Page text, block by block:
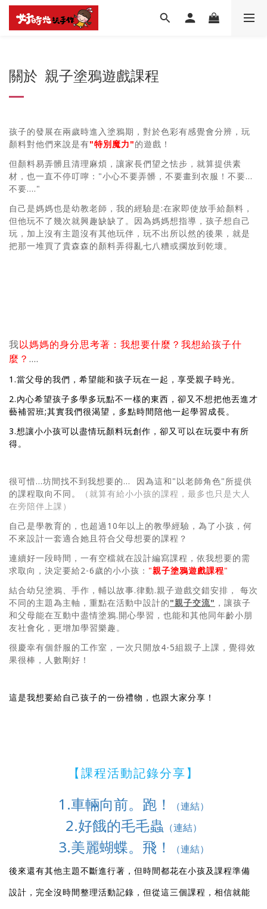
關於 親子塗鴉遊戲課程
孩子的發展在兩歲時進入塗鴉期，對於色彩有感覺會分辨，玩
顏料對他們來說是有"特別魔力"的遊戲！
但顏料易弄髒且清理麻煩，讓家長們望之怯步，就算提供素
材，也一直不停叮嚀："小心不要弄髒，不要畫到衣服！不要...
不要...."
自己是媽媽也是幼教老師，我的經驗是:在家即使放手給顏料，
但他玩不了幾次就興趣缺缺了。因為媽媽想指導，孩子想自己
玩，加上沒有主題沒有其他玩伴，玩不出所以然的後果，就是
把那一堆買了貴森森的顏料弄得亂七八糟或擱放到乾壞。
我以媽媽的身分思考著：我想要什麼？我想給孩子什
麼？ ....
1.當父母的我們，希望能和孩子玩在一起，享受親子時光。
2.內心希望孩子多學多玩點不一樣的東西，卻又不想把他丟進才
藝補習班;其實我們很渴望，多點時間陪他一起學習成長。
3.想讓小小孩可以盡情玩顏料玩創作，卻又可以在玩耍中有所
得。
很可惜...坊間找不到我想要的... 因為這和"以老師角色"所提供
的課程取向不同。
（就算有給小小孩的課程，最多也只是大人
在旁陪伴上課）
自己是學教育的，也超過10年以上的教學經驗，為了小孩，何
不來設計一套適合她且符合父母想要的課程？
連續好一段時間，一有空檔就在設計編寫課程，依我想要的需
求取向，決定要給2-6歲的小小孩： "親子塗鴉遊戲課程"
結合幼兒塗鴉、手作，輔以故事.律動.親子遊戲交錯安排， 每次
不同的主題為主軸，重點在活動中設計的"親子交流" ，讓孩子
和父母能在互動中盡情塗鴉.開心學習，也能和其他同年齡小朋
友社會化，更增加學習樂趣。
很慶幸有個舒服的工作室，一次只開放4-5組親子上課，覺得效
果很棒，人數剛好！
這是我想要給自己孩子的一份禮物，也跟大家分享！
【課程活動記錄分享】
1.車輛向前。跑！ （連結）
2.好餓的毛毛蟲 （連結）
3.美麗蝴蝶。飛！ （連結）
後來還有其他主題不斷進行著，但時間都花在小孩及課程準備
設計，完全沒時間整理活動記錄，但從這三個課程，相信就能